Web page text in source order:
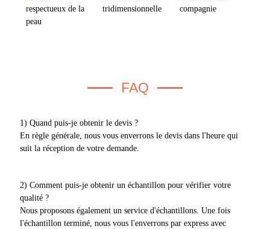
FAQ
1) Quand puis-je obtenir le devis ?
En règle générale, nous vous enverrons le devis dans l'heure qui
suit la réception de votre demande.
2) Comment puis-je obtenir un échantillon pour vérifier votre
qualité ?
Nous proposons également un service d'échantillons. Une fois
l'échantillon terminé, nous vous l'enverrons par express avec